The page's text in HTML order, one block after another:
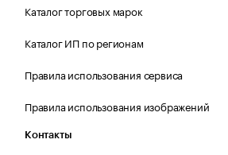
Каталог торговых марок
Каталог ИП по регионам
Правила использования сервиса
Правила использования изображений
Контакты